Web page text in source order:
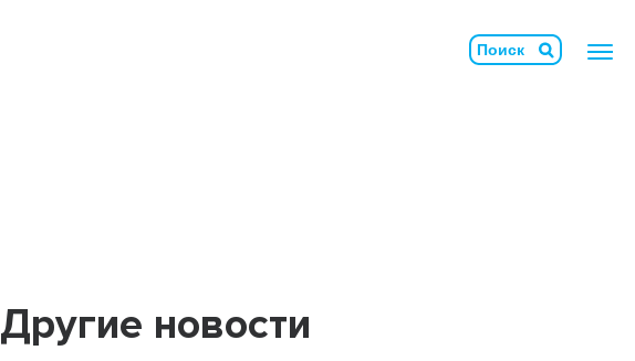
Геомембрана
Другие новости